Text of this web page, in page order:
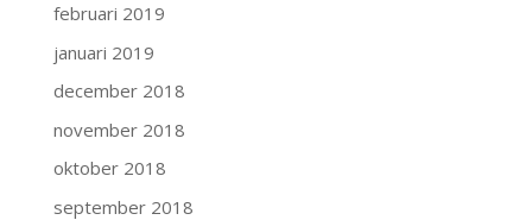
februari 2019
januari 2019
december 2018
november 2018
oktober 2018
september 2018